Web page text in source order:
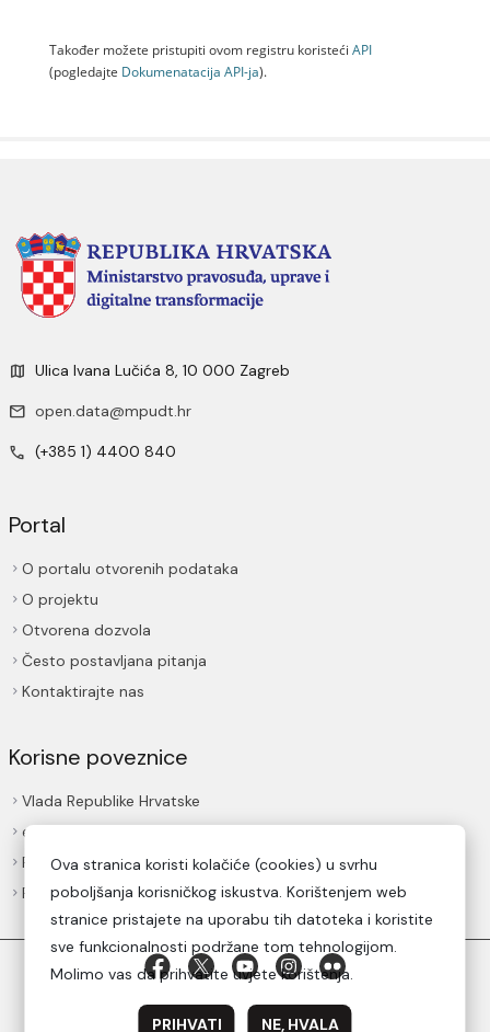
Također možete pristupiti ovom registru koristeći API
(pogledajte Dokumenаtаcijа API-jа).